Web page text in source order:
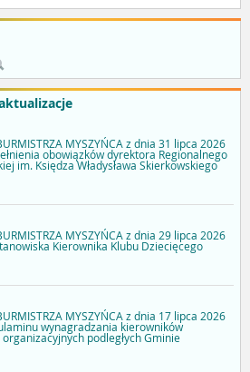
MYSZYŃCA z dnia 31 lipca 2026
obowiązków dyrektora Regionalnego
im. Księdza Władysława Skierkowskiego
MYSZYŃCA z dnia 29 lipca 2026
Kierownika Klubu Dziecięcego
MYSZYŃCA z dnia 17 lipca 2026
wynagradzania kierowników
podległych Gminie